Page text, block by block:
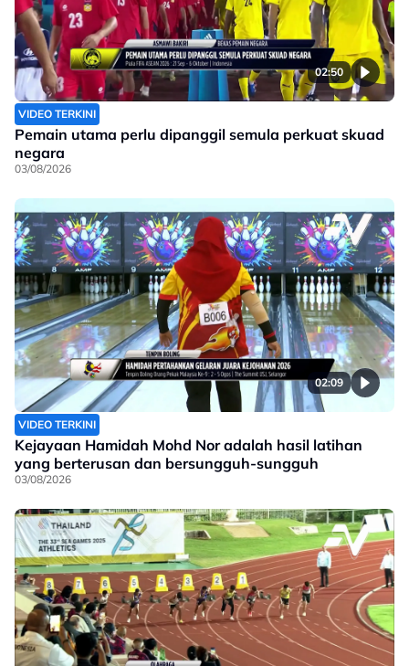
02:50
VIDEO TERKINI
Pemain utama perlu dipanggil semula perkuat skuad
negara
03/08/2026
02:09
VIDEO TERKINI
Kejayaan Hamidah Mohd Nor adalah hasil latihan
yang berterusan dan bersungguh-sungguh
03/08/2026